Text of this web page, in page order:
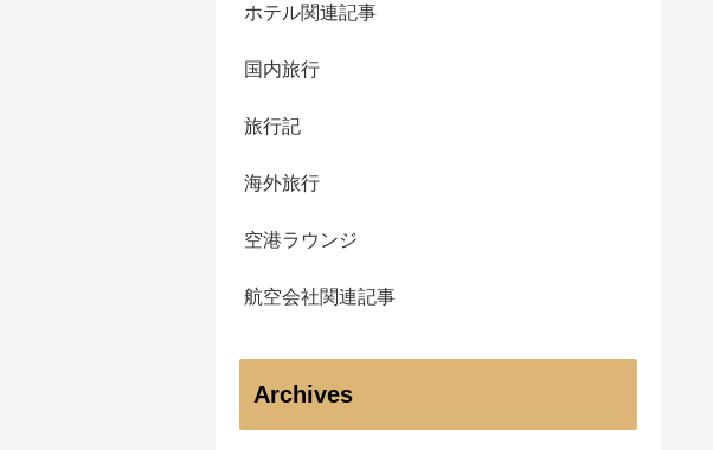
ホテル関連記事
国内旅行
旅行記
海外旅行
空港ラウンジ
航空会社関連記事
Archives